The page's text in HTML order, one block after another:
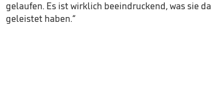
gelaufen. Es ist wirklich beeindruckend, was sie da
geleistet haben.“